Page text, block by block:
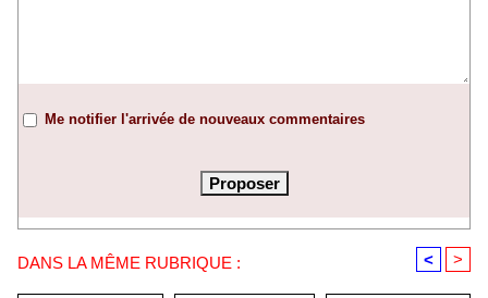
Me notifier l'arrivée de nouveaux commentaires
DANS LA MÊME RUBRIQUE : < >